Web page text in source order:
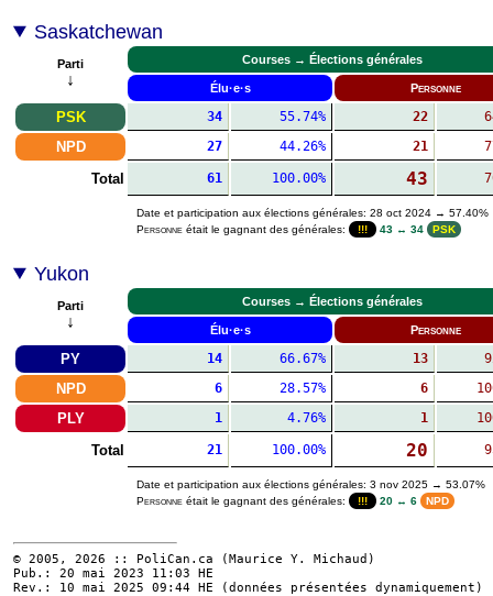
Saskatchewan
Parti
↓
Courses → Élections générales
Élu·e·s Personne
PSK 34 55.74% 22
NPD 27 44.26% 21
Total 61 100.00% 43
Date et participation aux élections générales: 28 oct 2024 → 57.40%
Personne était le gagnant des générales: !!! 43 ↔ 34 PSK
Yukon
Parti
↓
Courses → Élections générales
Élu·e·s Personne
PY 14 66.67% 13
NPD 6 28.57% 6
PLY 1 4.76% 1
Total 21 100.00% 20
Date et participation aux élections générales: 3 nov 2025 → 53.07%
Personne était le gagnant des générales: !!! 20 ↔ 6 NPD
© 2005, 2026 :: PoliCan.ca (Maurice Y. Michaud )
Pub.: 20 mai 2023 11:03 HE
Rev.: 10 mai 2025 09:44 HE (données présentées dynamiquement)